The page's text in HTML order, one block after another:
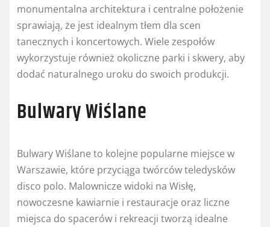
monumentalna architektura i centralne położenie
sprawiają, że jest idealnym tłem dla scen
tanecznych i koncertowych. Wiele zespołów
wykorzystuje również okoliczne parki i skwery, aby
dodać naturalnego uroku do swoich produkcji.
Bulwary Wiślane
Bulwary Wiślane to kolejne popularne miejsce w
Warszawie, które przyciąga twórców teledysków
disco polo. Malownicze widoki na Wisłę,
nowoczesne kawiarnie i restauracje oraz liczne
miejsca do spacerów i rekreacji tworzą idealne